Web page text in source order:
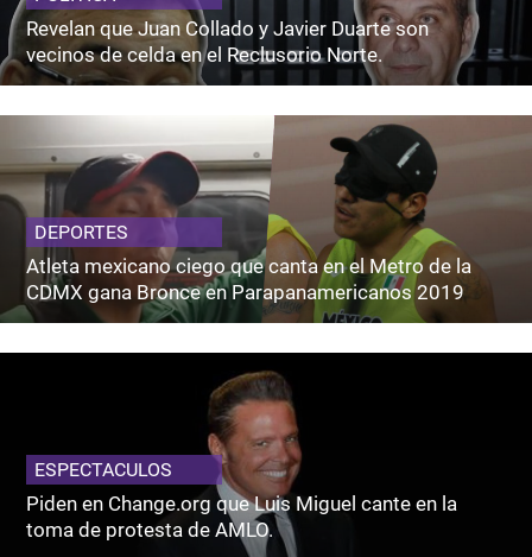
Revelan que Juan Collado y Javier Duarte son
vecinos de celda en el Reclusorio Norte.
DEPORTES
Atleta mexicano ciego que canta en el Metro de la
CDMX gana Bronce en Parapanamericanos 2019
ESPECTACULOS
Piden en Change.org que Luis Miguel cante en la
toma de protesta de AMLO.